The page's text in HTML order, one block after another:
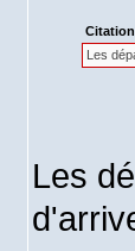
Les
Les